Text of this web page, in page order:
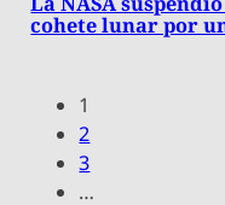
cohete lunar por
1
2
3
…